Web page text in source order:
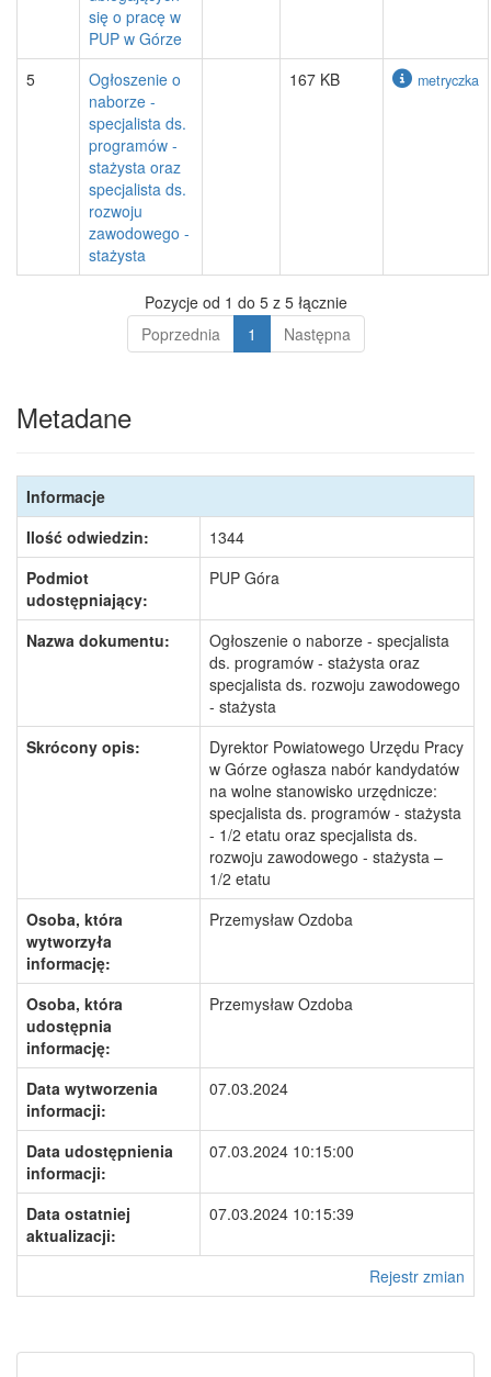
się o pracę w
PUP w Górze
5
Ogłoszenie o
naborze -
specjalista ds.
programów -
stażysta oraz
specjalista ds.
rozwoju
zawodowego -
stażysta
167 KB metryczka
Pozycje od 1 do 5 z 5 łącznie
Poprzednia
1 Następna
Metadane
Informacje
Ilość odwiedzin:
1344
Podmiot
udostępniający:
PUP Góra
Nazwa dokumentu:
Ogłoszenie o naborze - specjalista
ds. programów - stażysta oraz
specjalista ds. rozwoju zawodowego
- stażysta
Skrócony opis:
Dyrektor Powiatowego Urzędu Pracy
w Górze ogłasza nabór kandydatów
na wolne stanowisko urzędnicze:
specjalista ds. programów - stażysta
- 1/2 etatu oraz specjalista ds.
rozwoju zawodowego - stażysta –
1/2 etatu
Osoba, która
wytworzyła
informację:
Przemysław Ozdoba
Osoba, która
udostępnia
informację:
Przemysław Ozdoba
Data wytworzenia
informacji:
07.03.2024
Data udostępnienia
informacji:
07.03.2024 10:15:00
Data ostatniej
aktualizacji:
07.03.2024 10:15:39
Rejestr zmian